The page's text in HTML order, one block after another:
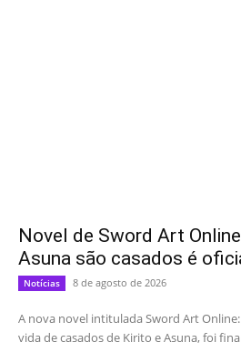
Novel de Sword Art
Asuna são casados é
Notícias 8 de agosto de 2026
A nova novel intitulada Sword Art
vida de casados de Kirito e Asuna, foi